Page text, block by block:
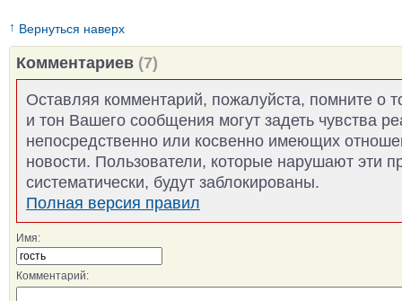
↑ Вернуться наверх
Комментариев (7)
Оставляя комментарий, пожалуйста, помните о
и тон Вашего сообщения могут задеть чувства
непосредственно или косвенно имеющих
новости. Пользователи, которые нарушают эти
систематически, будут заблокированы.
Полная версия правил
Имя:
Комментарий: